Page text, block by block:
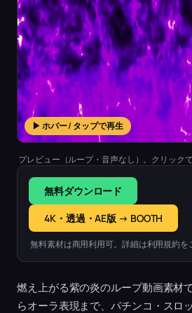
▶ ホバー / タップで再生
プレビュー（ループ・音声なし）。クリック
無料ダウンロード
4K・透過・AE版 → BOOTH
無料素材は商用利用可。詳細は利用規約を
燃え上がる紫の炎のループ動画素材
らオーラ表現まで、パチンコ・スロ